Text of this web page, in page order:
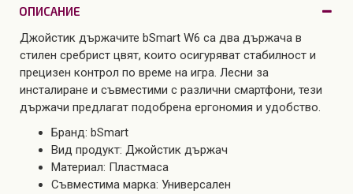
ОПИСАНИЕ
Джойстик държачите bSmart W6 са два държача в
стилен сребрист цвят, които осигуряват стабилност и
прецизен контрол по време на игра. Лесни за
инсталиране и съвместими с различни смартфони, тези
държачи предлагат подобрена ергономия и удобство.
Бранд: bSmart
Вид продукт: Джойстик държач
Материал: Пластмаса
Съвместима марка: Универсален